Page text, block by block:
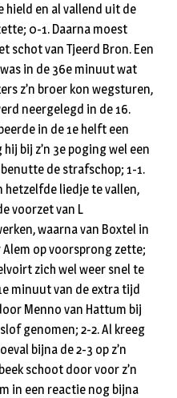
hield en al vallend uit de
0-1. Daarna moest
schot van Tjeerd Bron. Een
in de 36e minuut wat
z’n broer kon wegsturen,
neergelegd in de 16.
in de 1e helft een
bij z’n 3e poging wel een
de strafschop; 1-1.
hetzelfde liedje te vallen,
voorzet van L
waarna van Boxtel in
op voorsprong zette;
zich wel weer snel te
minuut van de extra tijd
Menno van Hattum bij
genomen; 2-2. Al kreeg
bijna de 2-3 op z’n
schoot door voor z’n
in een reactie nog bijna